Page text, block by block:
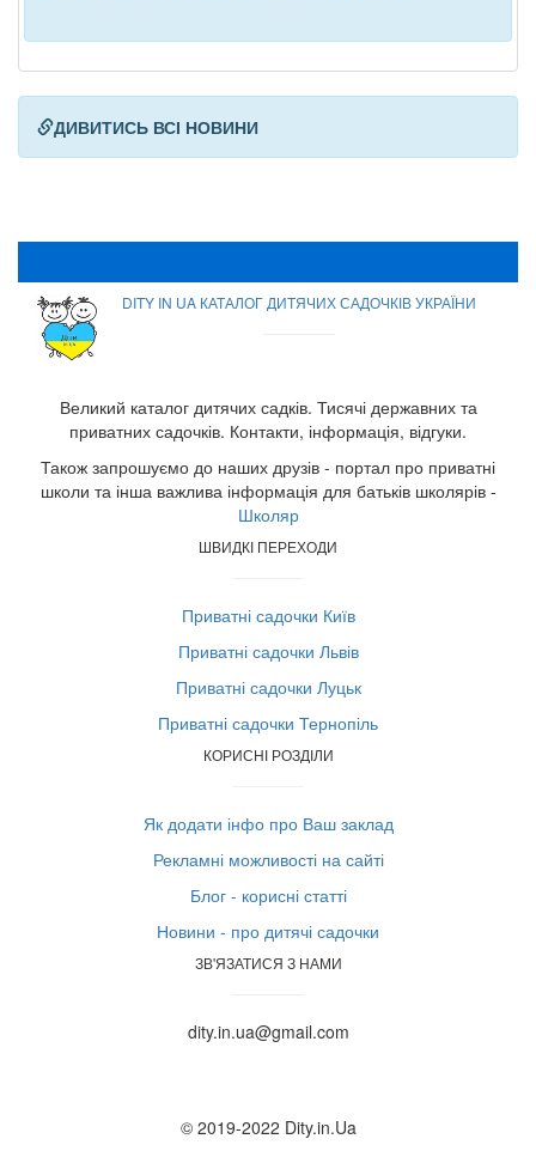
ДИВИТИСЬ ВСІ НОВИНИ
DITY IN UA КАТАЛОГ ДИТЯЧИХ САДОЧКІВ УКРАЇНИ
Великий каталог дитячих садків. Тисячі державних та
приватних садочків. Контакти, інформація, відгуки.
Також запрошуємо до наших друзів - портал про приватні
школи та інша важлива інформація для батьків школярів -
Школяр
ШВИДКІ ПЕРЕХОДИ
Приватні садочки Київ
Приватні садочки Львів
Приватні садочки Луцьк
Приватні садочки Тернопіль
КОРИСНІ РОЗДІЛИ
Як додати інфо про Ваш заклад
Рекламні можливості на сайті
Блог - корисні статті
Новини - про дитячі садочки
ЗВ'ЯЗАТИСЯ З НАМИ
dity.in.ua@gmail.com
© 2019-2022 Dity.in.Ua